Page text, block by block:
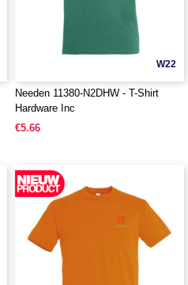
W22
Needen 11380-N2DHW - T-Shirt
Hardware Inc
€5.66